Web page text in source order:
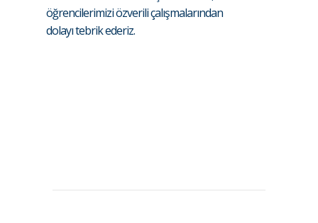
öğrencilerimizi özverili çalışmalarından
dolayı tebrik ederiz.